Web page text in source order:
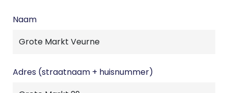
Naam
Adres (straatnaam + huisnummer)